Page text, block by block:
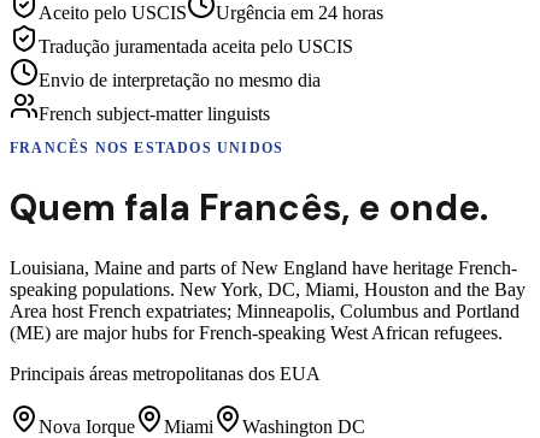
Aceito pelo USCIS
Urgência em 24 horas
Tradução juramentada aceita pelo USCIS
Envio de interpretação no mesmo dia
French subject-matter linguists
FRANCÊS NOS ESTADOS UNIDOS
Quem fala Francês, e onde.
Louisiana, Maine and parts of New England have heritage French-
speaking populations. New York, DC, Miami, Houston and the Bay
Area host French expatriates; Minneapolis, Columbus and Portland
(ME) are major hubs for French-speaking West African refugees.
Principais áreas metropolitanas dos EUA
Nova Iorque Miami
Washington DC